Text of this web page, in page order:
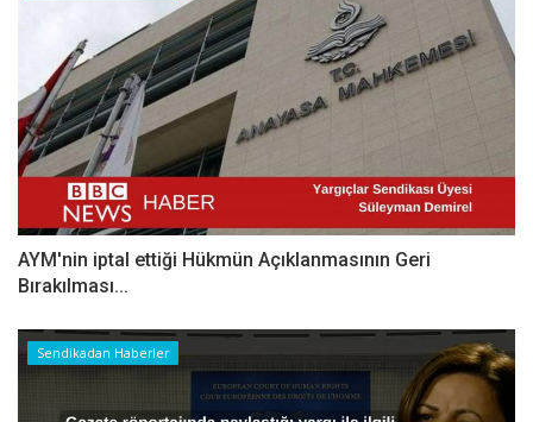
AYM'nin iptal ettiği Hükmün Açıklanmasının Geri
Bırakılması...
Sendikadan Haberler